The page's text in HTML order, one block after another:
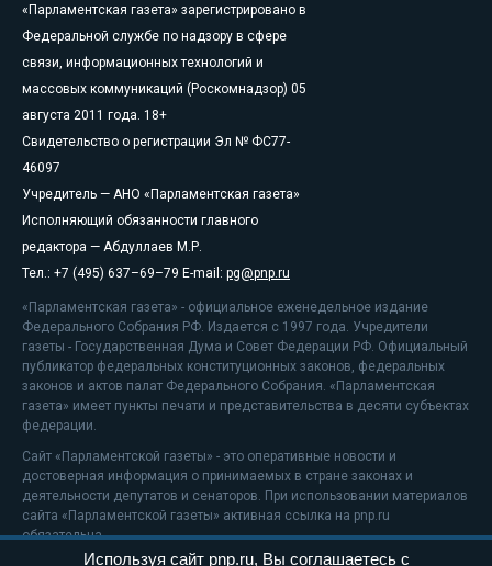
«Парламентская газета» зарегистрировано в
Федеральной службе по надзору в сфере
связи, информационных технологий и
массовых коммуникаций (Роскомнадзор) 05
августа 2011 года. 18+
Свидетельство о регистрации Эл № ФС77-
46097
Учредитель — АНО «Парламентская газета»
Исполняющий обязанности главного
редактора — Абдуллаев М.Р.
Тел.: +7 (495) 637–69–79 E-mail: pg@pnp.ru
«Парламентская газета» - официальное еженедельное издание
Федерального Собрания РФ. Издается с 1997 года. Учредители
газеты - Государственная Дума и Совет Федерации РФ. Официальный
публикатор федеральных конституционных законов, федеральных
законов и актов палат Федерального Собрания. «Парламентская
газета» имеет пункты печати и представительства в десяти субъектах
федерации.
Сайт «Парламентской газеты» - это оперативные новости и
достоверная информация о принимаемых в стране законах и
деятельности депутатов и сенаторов. При использовании материалов
сайта «Парламентской газеты» активная ссылка на pnp.ru
обязательна.
Используя сайт pnp.ru, Вы соглашаетесь с